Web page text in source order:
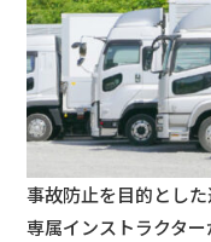
事故防止を目的とした
専属インストラクタ